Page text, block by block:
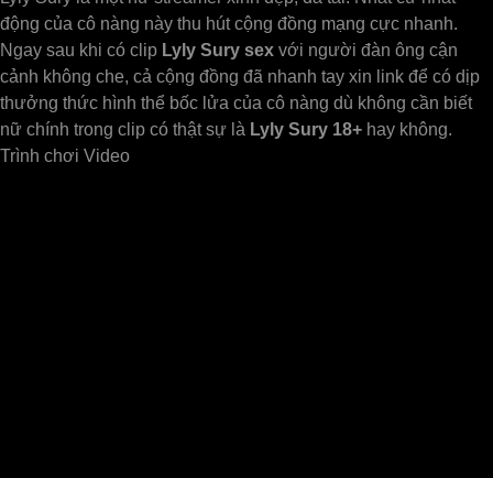
động của cô nàng này thu hút cộng đồng mạng cực nhanh.
Ngay sau khi có clip Lyly Sury sex với người đàn ông cận
cảnh không che, cả cộng đồng đã nhanh tay xin link để có dịp
thưởng thức hình thể bốc lửa của cô nàng dù không cần biết
nữ chính trong clip có thật sự là Lyly Sury 18+ hay không.
Trình chơi Video